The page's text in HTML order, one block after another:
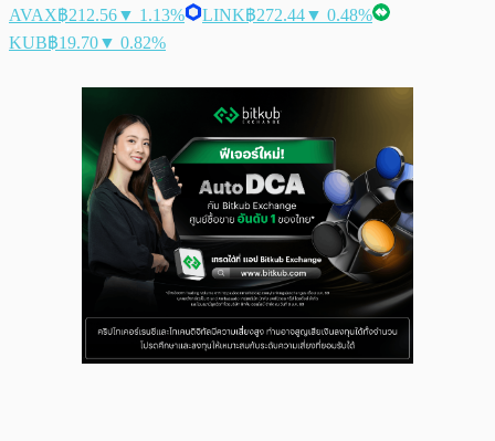
AVAX฿212.56▼ 1.13% LINK฿272.44▼ 0.48%
KUB฿19.70▼ 0.82%